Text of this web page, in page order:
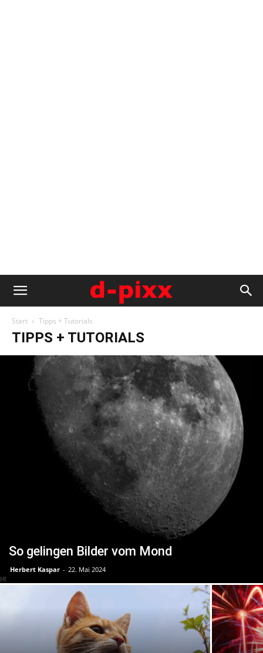
Start Tipps + Tutorials
TIPPS + TUTORIALS
So gelingen Bilder vom Mond
Herbert Kaspar - 22. Mai 2024